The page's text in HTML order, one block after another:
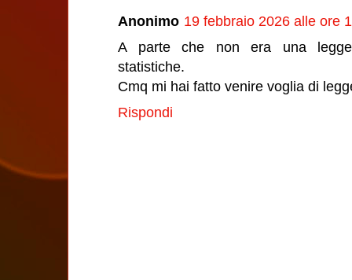
Anonimo 19 febbraio 2026 alle ore
A parte che non era una
statistiche.
Cmq mi hai fatto venire voglia di
Rispondi